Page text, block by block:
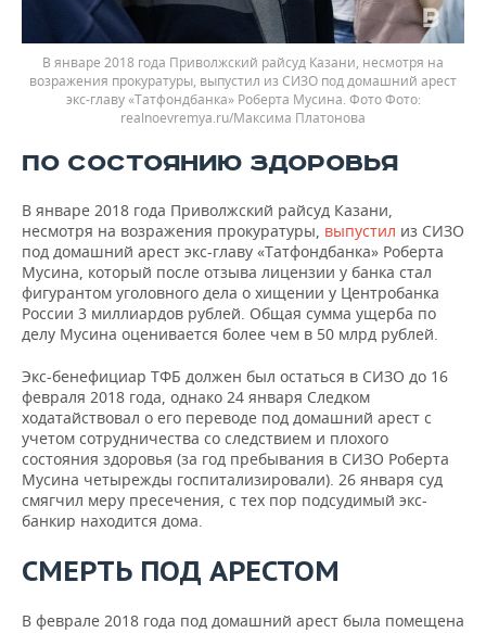
В январе 2018 года Приволжский райсуд Казани, несмотря на
возражения прокуратуры, выпустил из СИЗО под домашний арест
экс-главу «Татфондбанка» Роберта Мусина. Фото
realnoevremya.ru/Максима Платонова
ПО СОСТОЯНИЮ ЗДОРОВЬЯ
В январе 2018 года Приволжский райсуд Казани,
несмотря на возражения прокуратуры, выпустил из СИЗО
под домашний арест экс-главу «Татфондбанка» Роберта
Мусина, который после отзыва лицензии у банка стал
фигурантом уголовного дела о хищении у Центробанка
России 3 миллиардов рублей. Общая сумма ущерба по
делу Мусина оценивается более чем в 50 млрд рублей.
Экс-бенефициар ТФБ должен был остаться в СИЗО до 16
февраля 2018 года, однако 24 января Следком
ходатайствовал о его переводе под домашний арест с
учетом сотрудничества со следствием и плохого
состояния здоровья (за год пребывания в СИЗО Роберта
Мусина четырежды госпитализировали). 26 января суд
смягчил меру пресечения, с тех пор подсудимый экс-
банкир находится дома.
СМЕРТЬ ПОД АРЕСТОМ
В феврале 2018 года под домашний арест была помещена